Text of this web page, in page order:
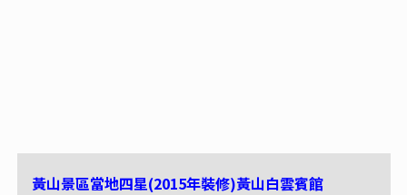
黃山景區當地四星(2015年裝修)黃山白雲賓館